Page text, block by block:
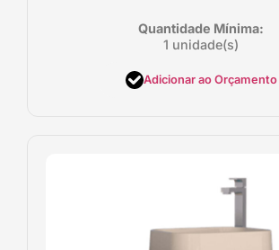
Quantidade Mínima:
1 unidade(s)
Adicionar ao Orçamento